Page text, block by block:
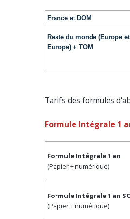
France et DOM
Reste du monde (Europe
Europe) + TOM
Tarifs des formules
Formule Intégrale 1
Formule Intégrale 1 an
(Papier + numérique)
Formule Intégrale 1 an
(Papier + numérique)